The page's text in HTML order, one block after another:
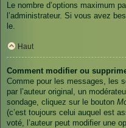
Le nombre d’options maximum
l’administrateur. Si vous avez
le.
Haut
Comment modifier ou
Comme pour les messages, les
par l’auteur original, un
sondage, cliquez sur le bouton
(c’est toujours celui auquel est
voté, l’auteur peut modifier une